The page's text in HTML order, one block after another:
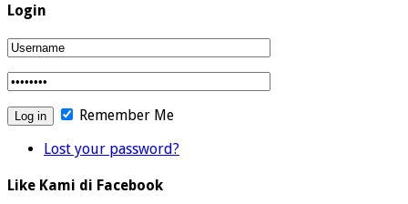
Login
Remember Me
Lost your password?
Like Kami di Facebook